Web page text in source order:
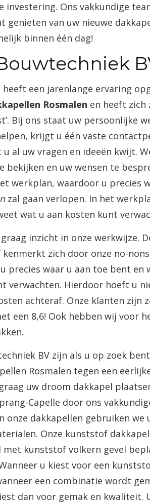
investering. Ons vakkundige
genieten van uw nieuwe
binnen één dag!
heeft een jarenlange ervaring
Rosmalen en heeft zich
Bij ons staat uw persoonlijke
krijgt u één vaste
al uw vragen en ideeën kwijt.
en uw wensen te
werkplan, waardoor u precies
zal gaan verlopen. In het
wat u aan kosten kunt
inzicht in onze werkwijze.
kenmerkt zich door onze no-
precies waar u aan toe bent en
verwachten. Hierdoor hoeft u
achteraf. Onze klanten zijn
een 8,6! Ook hebben wij voor
BV zijn als u op zoek
Rosmalen tegen een
uw droom dakkapel
Capelle door ons
onze dakkapellen gebruiken we
Onze kunststof
met kunststof volkern gevel
u kiest voor een
een combinatie wordt
dan voor gemak en kwaliteit.